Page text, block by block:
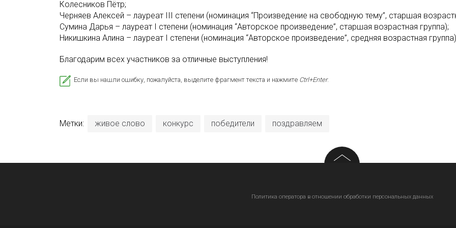
Колесников Пётр;
Черняев Алексей – лауреат III степени (номинация “Произведение на свободную тему”, старшая
Сумина Дарья – лауреат I степени (номинация “Авторское произведение”, старшая возрастная группа);
Никишкина Алина – лауреат I степени (номинация “Авторское произведение”, средняя возрастная группа).
Благодарим всех участников за отличные выступления!
Если вы нашли ошибку, пожалуйста, выделите фрагмент текста и нажмите Ctrl+Enter.
Метки: живое слово конкурс победители поздравляем
Политика оператора в отношении обработки персональных данных